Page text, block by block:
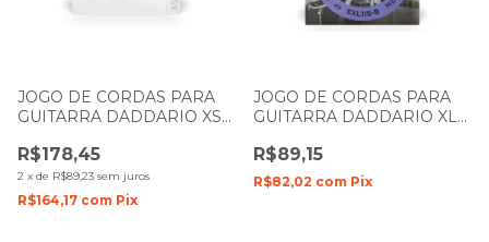
JOGO DE CORDAS PARA
GUITARRA DADDARIO XS
010- 046 XSE1046
R$178,45
2 x de R$89,23 sem juros
R$164,17 com Pix
JOGO DE CORDAS PARA
GUITARRA DADDARIO XL
EXL115-B
R$89,15
R$82,02 com Pix